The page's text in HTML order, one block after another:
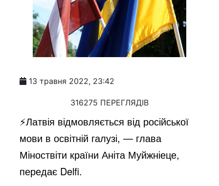
13 травня 2022, 23:42
316275 ПЕРЕГЛЯДІВ
⚡️Латвія відмовляється від російської
мови в освітній галузі, — глава
Міноствіти країни Аніта Муйжніеце,
передає Delfi.